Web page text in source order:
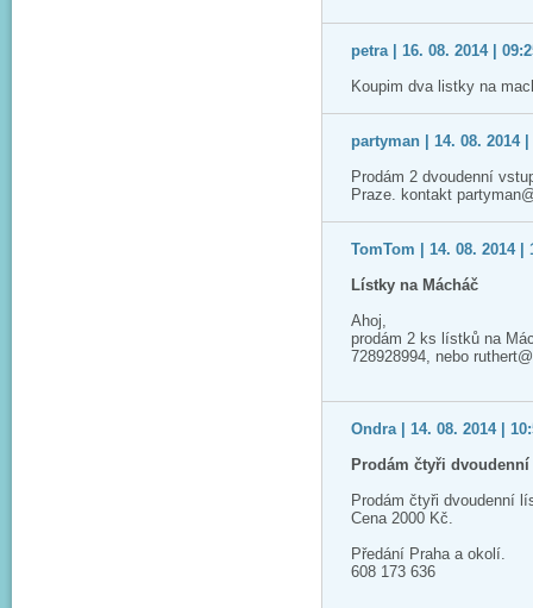
petra | 16. 08. 2014 |
Koupim dva listky na
partyman | 14. 08. 2014 |
Prodám 2 dvoudenní
Praze. kontakt
TomTom | 14. 08. 2014 |
Lístky na Mácháč
Ahoj,
prodám 2 ks lístků na
728928994, nebo
Ondra | 14. 08. 2014 |
Prodám čtyři
Prodám čtyři dvoudenní
Cena 2000 Kč.
Předání Praha a okolí.
608 173 636